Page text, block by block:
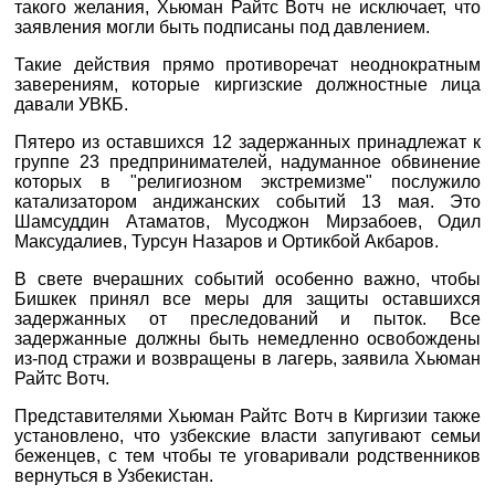
такого желания, Хьюман Райтс Вотч не исключает, что
заявления могли быть подписаны под давлением.
Такие действия прямо противоречат неоднократным
заверениям, которые киргизские должностные лица
давали УВКБ.
Пятеро из оставшихся 12 задержанных принадлежат к
группе 23 предпринимателей, надуманное обвинение
которых в "религиозном экстремизме" послужило
катализатором андижанских событий 13 мая. Это
Шамсуддин Атаматов, Мусоджон Мирзабоев, Одил
Максудалиев, Турсун Назаров и Ортикбой Акбаров.
В свете вчерашних событий особенно важно, чтобы
Бишкек принял все меры для защиты оставшихся
задержанных от преследований и пыток. Все
задержанные должны быть немедленно освобождены
из-под стражи и возвращены в лагерь, заявила Хьюман
Райтс Вотч.
Представителями Хьюман Райтс Вотч в Киргизии также
установлено, что узбекские власти запугивают семьи
беженцев, с тем чтобы те уговаривали родственников
вернуться в Узбекистан.